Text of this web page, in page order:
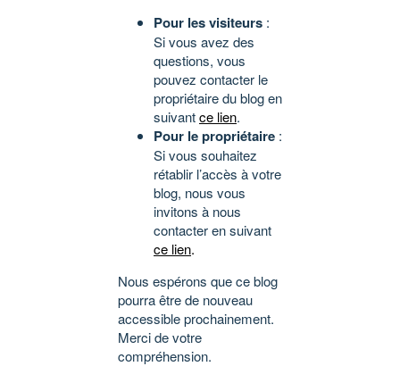
Pour les visiteurs :
Si vous avez des
questions, vous
pouvez contacter le
propriétaire du blog en
suivantce lien.
Pour le propriétaire :
Si vous souhaitez
rétablir l’accès à votre
blog, nous vous
invitons à nous
contacter en suivant
ce lien.
Nous espérons que ce blog
pourra être de nouveau
accessible prochainement.
Merci de votre
compréhension.